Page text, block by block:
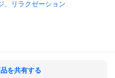
、3段階は約80℃、2段階は約7
5段階にしていただき再沸騰する
します。
、リラクゼーション
を共有する